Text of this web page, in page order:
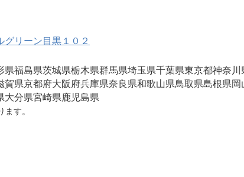
リーン目黒１０２
県福島県茨城県栃木県群馬県埼玉県千葉県東京都神奈川
賀県京都府大阪府兵庫県奈良県和歌山県鳥取県島根県岡
大分県宮崎県鹿児島県
す。